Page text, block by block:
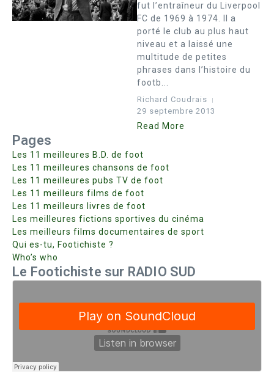
fut l’entraîneur du Liverpool
FC de 1969 à 1974. Il a
porté le club au plus haut
niveau et a laissé une
multitude de petites
phrases dans l’histoire du
footb...
Richard Coudrais
29 septembre 2013
Read More
Pages
Les 11 meilleures B.D. de foot
Les 11 meilleures chansons de foot
Les 11 meilleures pubs TV de foot
Les 11 meilleurs films de foot
Les 11 meilleurs livres de foot
Les meilleures fictions sportives du cinéma
Les meilleurs films documentaires de sport
Qui es-tu, Footichiste ?
Who’s who
Le Footichiste sur RADIO SUD